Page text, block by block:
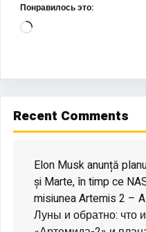
Понравилось это:
Загрузка…
Recent Comments
Elon Musk anunță
și Marte, în timp ce
misiunea Artemis 2 –
Луны и обратно: что